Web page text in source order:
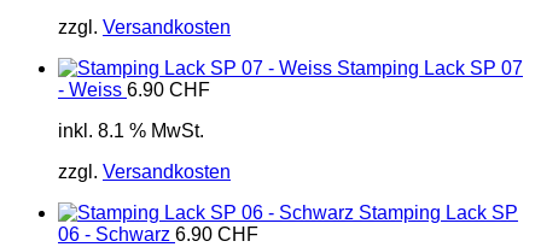
zzgl. Versandkosten
Stamping Lack SP 07
- Weiss 6.90 CHF
inkl. 8.1 % MwSt.
zzgl. Versandkosten
Stamping Lack SP
06 - Schwarz 6.90 CHF